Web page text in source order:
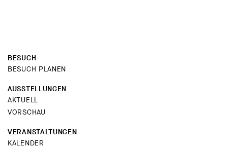
BESUCH
BESUCH PLANEN
AUSSTELLUNGEN
AKTUELL
VORSCHAU
VERANSTALTUNGEN
KALENDER